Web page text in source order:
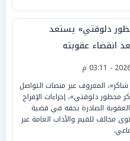
دلوقتي» يستعد
انقضاء عقوبته
المعروف عبر منصات التواصل
محظور دلوقتي»، إجراءات الإفراج
الصادرة بحقه في قضية
مخالف للقيم والآداب العامة عبر